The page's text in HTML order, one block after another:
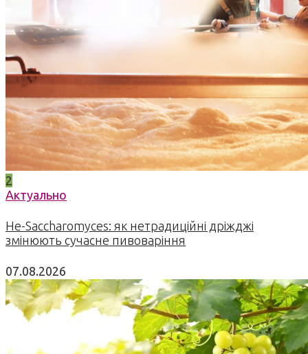
2
Актуально
Не-Saccharomyces: як нетрадиційні дріжджі
змінюють сучасне пивоваріння
07.08.2026